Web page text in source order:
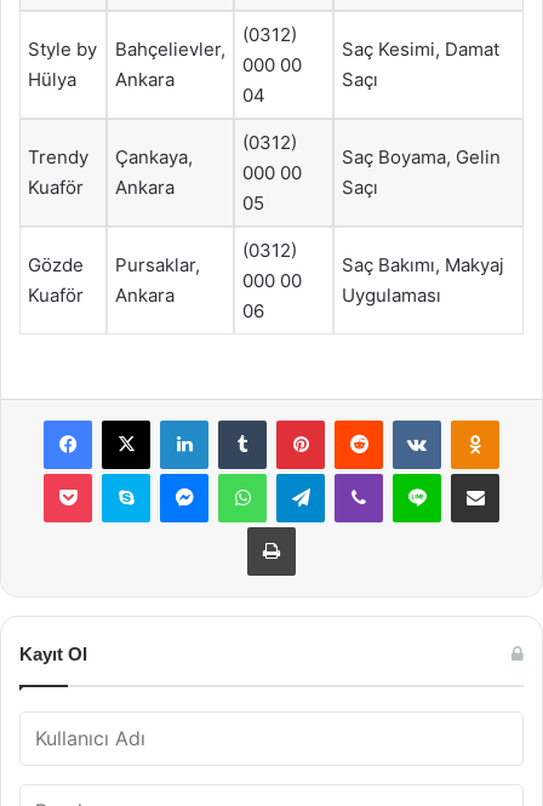
Style by
Hülya
Bahçelievler,
Ankara
(0312)
000 00
04
Saç Kesimi, Damat
Saçı
Trendy
Kuaför
Çankaya,
Ankara
(0312)
000 00
05
Saç Boyama, Gelin
Saçı
Gözde
Kuaför
Pursaklar,
Ankara
(0312)
000 00
06
Saç Bakımı, Makyaj
Uygulaması
Facebook
X LinkedInTumblr PinterestReddit VKontakte
Pocket Skype MessengerWhatsAppTelegramViber Line E-Posta ile
Yazdır
Kayıt Ol